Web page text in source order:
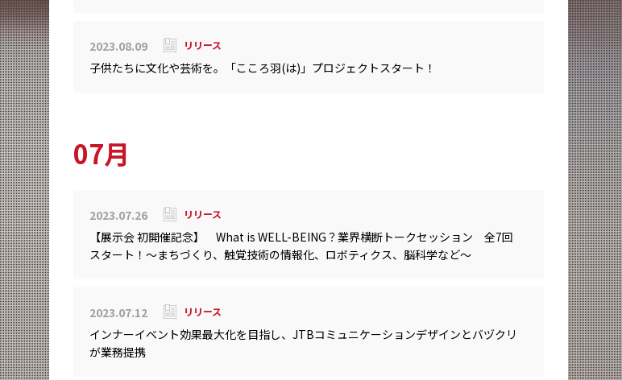
2023.08.09 リリース
子供たちに文化や芸術を。「こころ羽(は)」プロジェクトスタート！
07月
2023.07.26 リリース
【展示会 初開催記念】 What is WELL-BEING？業界横断トークセッション 全7回
スタート！～まちづくり、触覚技術の情報化、ロボティクス、脳科学など～
2023.07.12 リリース
インナーイベント効果最大化を目指し、JTBコミュニケーションデザインとバヅクリ
が業務提携